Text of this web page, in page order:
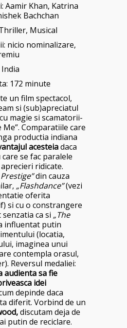
Aamir Khan, Katrina
Bachchan
Musical
nicio nominalizare,
172 minute
un film spectacol,
si (sub)apreciatul
magie si scamatorii-
Me”. Comparatiile care
productia indiana
acesteiadaca
se fac paralele
ridicate.
din cauza
„Flashdance”(vezi
oferita
si cu o constrangere
ca si „The
influentat putin
(locatia,
imaginea unui
contempla orasul,
Reversul medaliei:
audienta sa fie
idei
depinde daca
diferit. Vorbind de un
discutam deja de
putin de reciclare.